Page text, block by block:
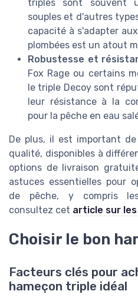
triples sont souvent
souples et d'autres
capacité à s'adapter
plombées est un atout
Robustesse et
Fox Rage ou certains
le triple Decoy sont
leur résistance à la
pour la pêche en eau
De plus, il est important
qualité, disponibles à
options de livraison
astuces essentielles pour
de pêche, y compris
consultez cet article sur
Choisir le bon
Facteurs clés pour
hameçon triple idéal